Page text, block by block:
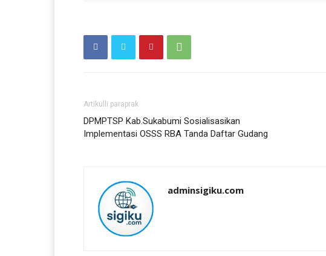
Artikulli paraprak
DPMPTSP Kab.Sukabumi Sosialisasikan
Implementasi OSSS RBA Tanda Daftar Gudang
adminsigiku.com